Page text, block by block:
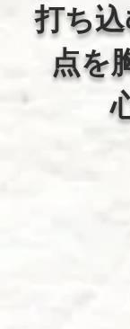
打ち
点を